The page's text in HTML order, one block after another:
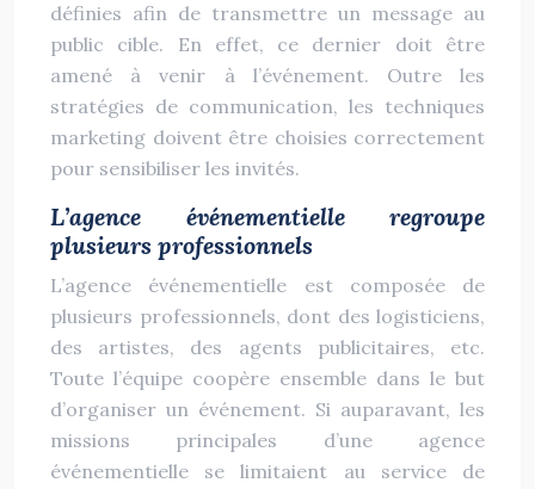
définies afin de transmettre un message au
public cible. En effet, ce dernier doit être
amené à venir à l’événement. Outre les
stratégies de communication, les techniques
marketing doivent être choisies correctement
pour sensibiliser les invités.
L’agence événementielle regroupe
plusieurs professionnels
L’agence événementielle est composée de
plusieurs professionnels, dont des logisticiens,
des artistes, des agents publicitaires, etc.
Toute l’équipe coopère ensemble dans le but
d’organiser un événement. Si auparavant, les
missions principales d’une agence
événementielle se limitaient au service de